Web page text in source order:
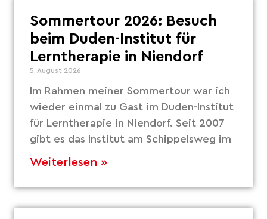
Sommertour 2026: Besuch
beim Duden-Institut für
Lerntherapie in Niendorf
5. August 2026
Im Rahmen meiner Sommertour war ich
wieder einmal zu Gast im Duden-Institut
für Lerntherapie in Niendorf. Seit 2007
gibt es das Institut am Schippelsweg im
Weiterlesen »